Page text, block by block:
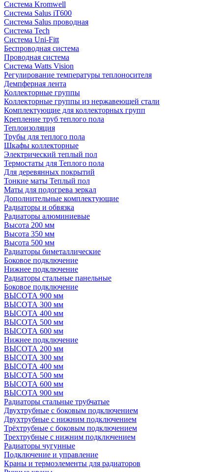
Система Kromwell
Система Salus iT600
Система Salus проводная
Система Tech
Система Uni-Fitt
Беспроводная система
Проводная система
Система Watts Vision
Регулирование температуры теплоносителя
Демпферная лента
Коллекторные группы
Коллекторные группы из нержавеющей стали
Комплектующие для коллекторных групп
Крепление труб теплого пола
Теплоизоляция
Трубы для теплого пола
Шкафы коллекторные
Электрический теплый пол
Термостаты для Теплого пола
Для деревянных покрытий
Тонкие маты Теплый пол
Маты для подогрева зеркал
Дополнительные комплектующие
Радиаторы и обвязка
Радиаторы алюминиевые
Высота 200 мм
Высота 350 мм
Высота 500 мм
Радиаторы биметаллические
Боковое подключение
Нижнее подключение
Радиаторы стальные панельные
Боковое подключение
ВЫСОТА 900 мм
ВЫСОТА 300 мм
ВЫСОТА 400 мм
ВЫСОТА 500 мм
ВЫСОТА 600 мм
Нижнее подключение
ВЫСОТА 200 мм
ВЫСОТА 300 мм
ВЫСОТА 400 мм
ВЫСОТА 500 мм
ВЫСОТА 600 мм
ВЫСОТА 900 мм
Радиаторы стальные трубчатые
Двухтрубные с боковым подключением
Двухтрубные с нижним подключением
Трёхтрубные с боковым подключением
Трехтрубные с нижним подключением
Радиаторы чугунные
Подключение и управление
Краны и термоэлементы для радиаторов